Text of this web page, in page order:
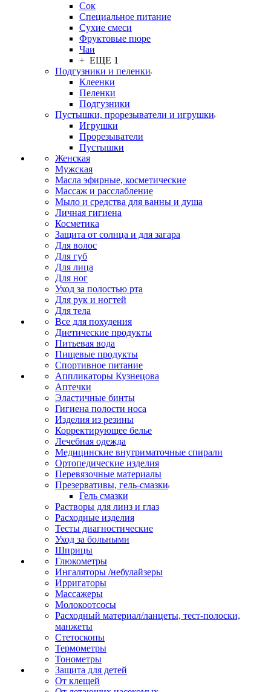
Сок
Специальное питание
Сухие смеси
Фруктовые пюре
Чаи
+ ЕЩЕ 1
Подгузники и пеленки
Клеенки
Пеленки
Подгузники
Пустышки, прорезыватели и игрушки
Игрушки
Прорезыватели
Пустышки
Женская
Мужская
Масла эфирные, косметические
Массаж и расслабление
Мыло и средства для ванны и душа
Личная гигиена
Косметика
Защита от солнца и для загара
Для волос
Для губ
Для лица
Для ног
Уход за полостью рта
Для рук и ногтей
Для тела
Все для похудения
Диетические продукты
Питьевая вода
Пищевые продукты
Спортивное питание
Аппликаторы Кузнецова
Аптечки
Эластичные бинты
Гигиена полости носа
Изделия из резины
Корректирующее белье
Лечебная одежда
Медицинские внутриматочные спирали
Ортопедические изделия
Перевязочные материалы
Презервативы, гель-смазки
Гель смазки
Растворы для линз и глаз
Расходные изделия
Тесты диагностические
Уход за больными
Шприцы
Глюкометры
Ингаляторы /небулайзеры
Ирригаторы
Массажеры
Молокоотсосы
Расходный материал/ланцеты, тест-полоски,
манжеты
Стетоскопы
Термометры
Тонометры
Защита для детей
От клещей